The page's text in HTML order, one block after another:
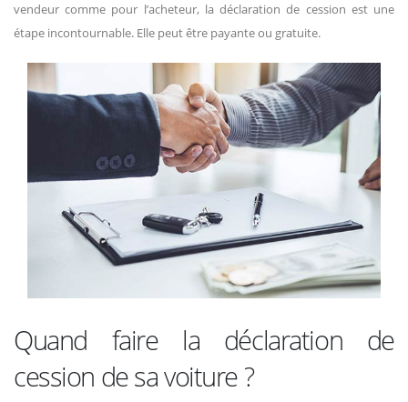
vendeur comme pour l’acheteur, la déclaration de cession est une
étape incontournable. Elle peut être payante ou gratuite.
Quand faire la déclaration de
cession de sa voiture ?